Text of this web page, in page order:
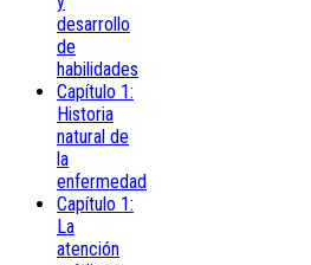
desarrollo
de
habilidades
Capítulo 1:
Historia
natural de
la
enfermedad
Capítulo 1:
La
atención